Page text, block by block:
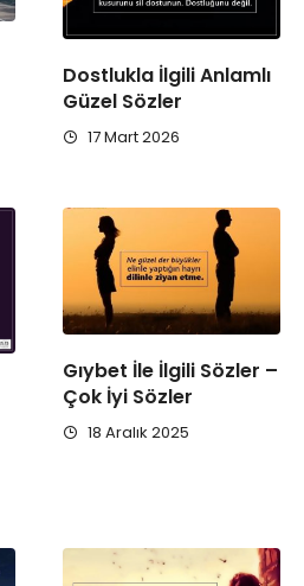
Dostlukla İlgili Anlamlı
Güzel Sözler
17 Mart 2026
Gıybet İle İlgili Sözler –
Çok İyi Sözler
18 Aralık 2025